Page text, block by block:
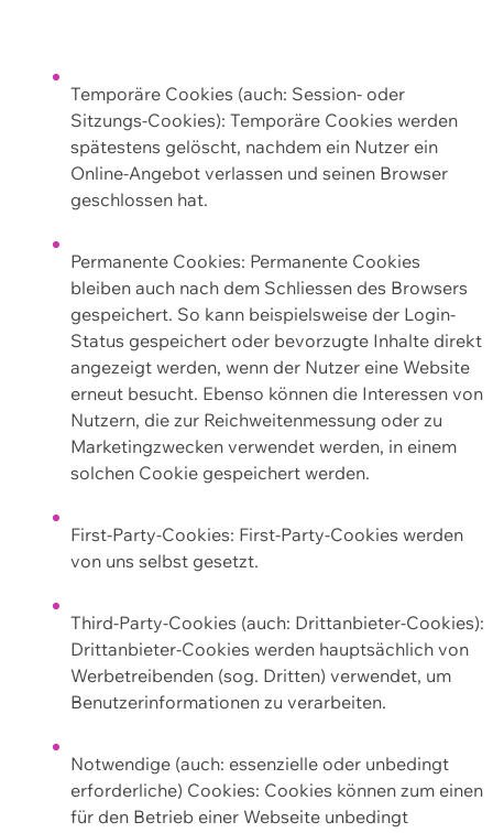
Temporäre Cookies (auch: Session- oder
Sitzungs-Cookies): Temporäre Cookies werden
spätestens gelöscht, nachdem ein Nutzer ein
Online-Angebot verlassen und seinen Browser
geschlossen hat.
Permanente Cookies: Permanente Cookies
bleiben auch nach dem Schliessen des Browsers
gespeichert. So kann beispielsweise der Login-
Status gespeichert oder bevorzugte Inhalte direkt
angezeigt werden, wenn der Nutzer eine Website
erneut besucht. Ebenso können die Interessen von
Nutzern, die zur Reichweitenmessung oder zu
Marketingzwecken verwendet werden, in einem
solchen Cookie gespeichert werden.
First-Party-Cookies: First-Party-Cookies werden
von uns selbst gesetzt.
Third-Party-Cookies (auch: Drittanbieter-Cookies):
Drittanbieter-Cookies werden hauptsächlich von
Werbetreibenden (sog. Dritten) verwendet, um
Benutzerinformationen zu verarbeiten.
Notwendige (auch: essenzielle oder unbedingt
erforderliche) Cookies: Cookies können zum einen
für den Betrieb einer Webseite unbedingt